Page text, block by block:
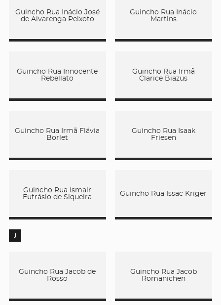
Guincho Rua Inácio José
de Alvarenga Peixoto
Guincho Rua Inácio
Martins
Guincho Rua Innocente
Rebellato
Guincho Rua Irmã
Clarice Biazus
Guincho Rua Irmã Flávia
Borlet
Guincho Rua Isaak
Friesen
Guincho Rua Ismair
Eufrásio de Siqueira
Guincho Rua Issac Kriger
J
Guincho Rua Jacob de
Rosso
Guincho Rua Jacob
Romanichen